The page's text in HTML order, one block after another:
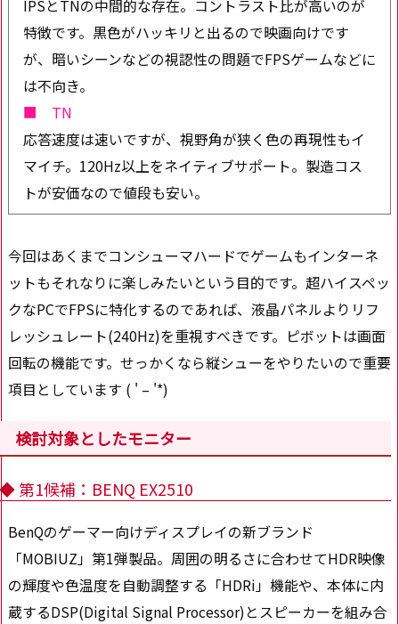
IPSとTNの中間的な存在。コントラスト比が高いのが
特徴です。黒色がハッキリと出るので映画向けです
が、暗いシーンなどの視認性の問題でFPSゲームなどに
は不向き。
■ TN
応答速度は速いですが、視野角が狭く色の再現性もイ
マイチ。120Hz以上をネイティブサポート。製造コス
トが安価なので値段も安い。
今回はあくまでコンシューマハードでゲームもインターネ
ットもそれなりに楽しみたいという目的です。超ハイスペッ
クなPCでFPSに特化するのであれば、液晶パネルよりリフ
レッシュレート(240Hz)を重視すべきです。ピボットは画面
回転の機能です。せっかくなら縦シューをやりたいので重要
項目としています ( ' – '*)
検討対象としたモニター
◆ 第1候補：BENQ EX2510
BenQのゲーマー向けディスプレイの新ブランド
「MOBIUZ」第1弾製品。周囲の明るさに合わせてHDR映像
の輝度や色温度を自動調整する「HDRi」機能や、本体に内
蔵するDSP(Digital Signal Processor)とスピーカーを組み合